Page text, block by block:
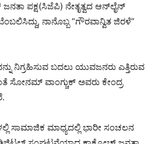
ಪಕ್ಷ(ಸಿಜೆಪಿ) ನೇತೃತ್ವದ ಆನ್‌ಲೈನ್
ನಾನೊಬ್ಬ “ಗೌರವಾನ್ವಿತ ಜಿರಳೆ”
ನಿಗ್ರಹಿಸುವ ಬದಲು ಯುವಜನರು ಎತ್ತಿರುವ
ಸೋನಮ್ ವಾಂಗ್ಚುಕ್ ಅವರು ಕೇಂದ್ರ
ಸಾಮಾಜಿಕ ಮಾಧ್ಯದಲ್ಲಿ ಭಾರೀ ಸಂಚಲನ